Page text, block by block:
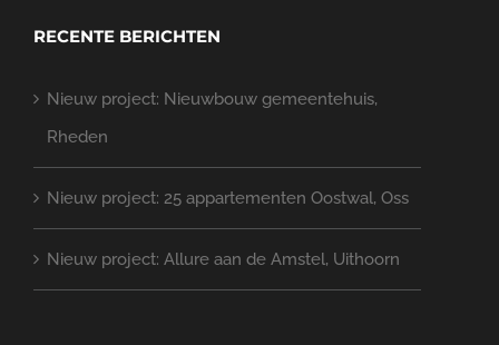
RECENTE BERICHTEN
Nieuw project: Nieuwbouw gemeentehuis,
Rheden
Nieuw project: 25 appartementen Oostwal, Oss
Nieuw project: Allure aan de Amstel, Uithoorn